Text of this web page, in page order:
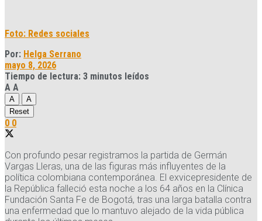
Foto: Redes sociales
Por: Helga Serrano
mayo 8, 2026
Tiempo de lectura: 3 minutos leídos
A A
A
A
Reset
0 0
Con profundo pesar registramos la partida de Germán
Vargas Lleras, una de las figuras más influyentes de la
política colombiana contemporánea. El exvicepresidente de
la República falleció esta noche a los 64 años en la Clínica
Fundación Santa Fe de Bogotá, tras una larga batalla contra
una enfermedad que lo mantuvo alejado de la vida pública